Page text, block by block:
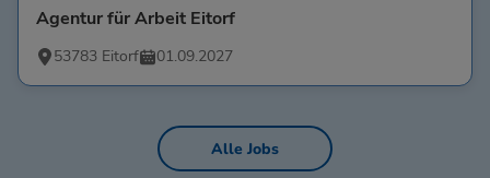
Agentur für Arbeit Eitorf
53783 Eitorf 01.09.2027
Alle Jobs